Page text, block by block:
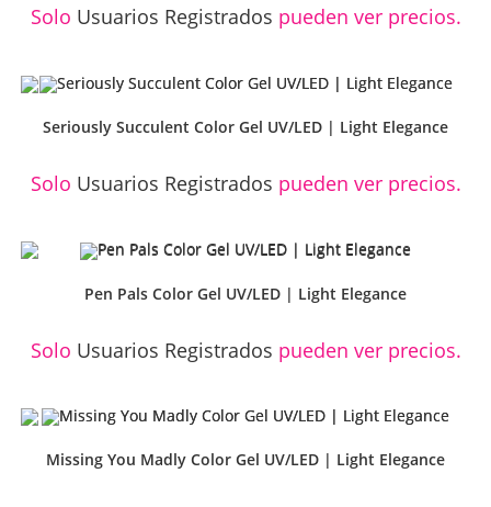
Solo Usuarios Registrados pueden ver precios.
Seriously Succulent Color Gel UV/LED | Light Elegance
Solo Usuarios Registrados pueden ver precios.
Pen Pals Color Gel UV/LED | Light Elegance
Solo Usuarios Registrados pueden ver precios.
Missing You Madly Color Gel UV/LED | Light Elegance